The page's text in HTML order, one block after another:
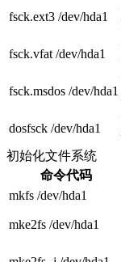
fsck.ext3 /dev/hda1
fsck.vfat /dev/hda1
fsck.msdos /dev/hda1
dosfsck /dev/hda1
初始化文件系统
命令代码
mkfs /dev/hda1
mke2fs /dev/hda1